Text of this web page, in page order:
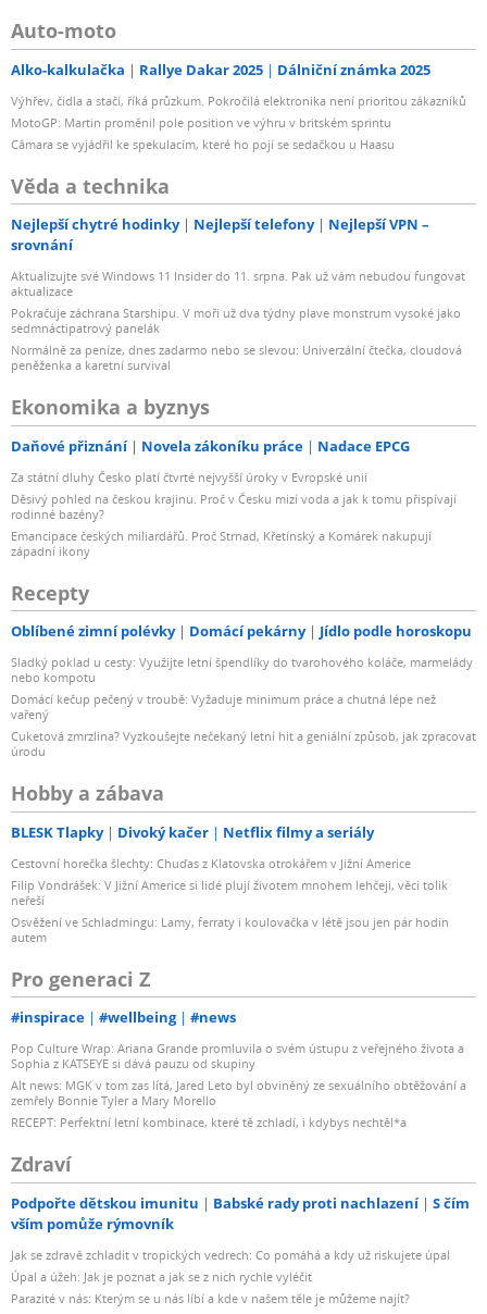
Auto-moto
Alko-kalkulačka Rallye Dakar 2025 Dálniční známka 2025
Výhřev, čidla a stačí, říká průzkum. Pokročilá elektronika není prioritou zákazníků
MotoGP: Martin proměnil pole position ve výhru v britském sprintu
Câmara se vyjádřil ke spekulacím, které ho pojí se sedačkou u Haasu
Věda a technika
Nejlepší chytré hodinky Nejlepší telefony
Nejlepší VPN –
srovnání
Aktualizujte své Windows 11 Insider do 11. srpna. Pak už vám nebudou fungovat
aktualizace
Pokračuje záchrana Starshipu. V moři už dva týdny plave monstrum vysoké jako
sedmnáctipatrový panelák
Normálně za peníze, dnes zadarmo nebo se slevou: Univerzální čtečka, cloudová
peněženka a karetní survival
Ekonomika a byznys
Daňové přiznání Novela zákoníku práce Nadace EPCG
Za státní dluhy Česko platí čtvrté nejvyšší úroky v Evropské unii
Děsivý pohled na českou krajinu. Proč v Česku mizí voda a jak k tomu přispívají
rodinné bazény?
Emancipace českých miliardářů. Proč Strnad, Křetínský a Komárek nakupují
západní ikony
Recepty
Oblíbené zimní polévky Domácí pekárny Jídlo podle horoskopu
Sladký poklad u cesty: Využijte letní špendlíky do tvarohového koláče, marmelády
nebo kompotu
Domácí kečup pečený v troubě: Vyžaduje minimum práce a chutná lépe než
vařený
Cuketová zmrzlina? Vyzkoušejte nečekaný letní hit a geniální způsob, jak zpracovat
úrodu
Hobby a zábava
BLESK Tlapky Divoký kačer Netflix filmy a seriály
Cestovní horečka šlechty: Chuďas z Klatovska otrokářem v Jižní Americe
Filip Vondrášek: V Jižní Americe si lidé plují životem mnohem lehčeji, věci tolik
neřeší
Osvěžení ve Schladmingu: Lamy, ferraty i koulovačka v létě jsou jen pár hodin
autem
Pro generaci Z
#inspirace #wellbeing #news
Pop Culture Wrap: Ariana Grande promluvila o svém ústupu z veřejného života a
Sophia z KATSEYE si dává pauzu od skupiny
Alt news: MGK v tom zas lítá, Jared Leto byl obviněný ze sexuálního obtěžování a
zemřely Bonnie Tyler a Mary Morello
RECEPT: Perfektní letní kombinace, které tě zchladí, i kdybys nechtěl*a
Zdraví
Podpořte dětskou imunitu Babské rady proti nachlazení
S čím
vším pomůže rýmovník
Jak se zdravě zchladit v tropických vedrech: Co pomáhá a kdy už riskujete úpal
Úpal a úžeh: Jak je poznat a jak se z nich rychle vyléčit
Parazité v nás: Kterým se u nás líbí a kde v našem těle je můžeme najít?